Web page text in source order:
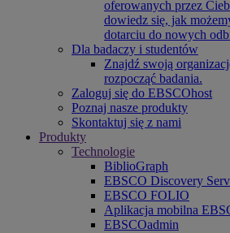
oferowanych przez
dowiedz się, jak
dotarciu do nowych
Dla badaczy i studentów
Znajdź swoją
rozpocząć badania.
Zaloguj się do EBSCOhost
Poznaj nasze produkty
Skontaktuj się z nami
Produkty
Technologie
BiblioGraph
EBSCO Discovery
EBSCO FOLIO
Aplikacja mobilna
EBSCOadmin